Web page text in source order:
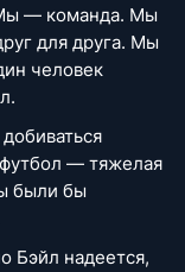
— команда. Мы
для друга. Мы
человек
— тяжелая
были бы
Бэйл надеется,